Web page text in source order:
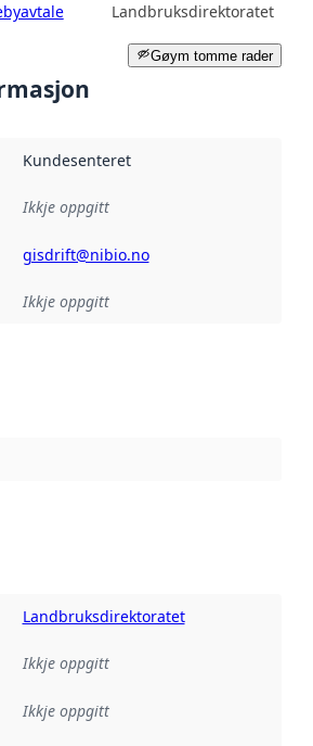
Landbruksdirektoratet
Gøym tomme rader
Kundesenteret
Ikkje oppgitt
gisdrift@nibio.no
Ikkje oppgitt
Landbruksdirektoratet
Ikkje oppgitt
Ikkje oppgitt